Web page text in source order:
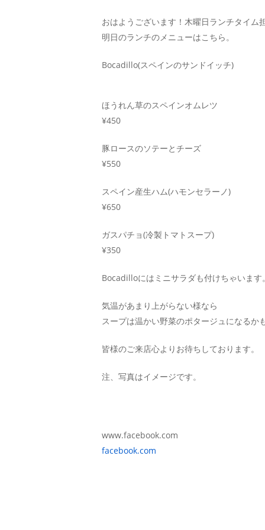
おはようございます！木曜日ランチタイム
明日のランチのメニューはこちら。
Bocadillo(スペインのサンドイッチ)
ほうれん草のスペインオムレツ
¥450
豚ロースのソテーとチーズ
¥550
スペイン産生ハム(ハモンセラーノ)
¥650
ガスパチョ(冷製トマトスープ)
¥350
Bocadilloにはミニサラダも付けちゃいます。
気温があまり上がらない様なら
スープは温かい野菜のポタージュになるか
皆様のご来店心よりお待ちしております。
注、写真はイメージです。
www.facebook.com
facebook.com